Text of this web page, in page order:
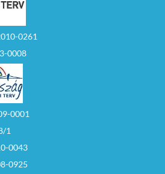
0261
0008
0001
1
0043
0925